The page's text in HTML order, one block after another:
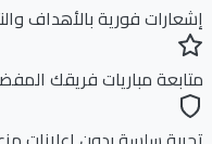
فورية بالأهداف والنتائج
مباريات فريقك المفضل